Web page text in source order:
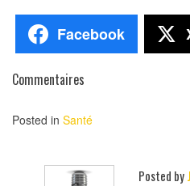
Facebook
Commentaires
Posted in Santé
Posted by